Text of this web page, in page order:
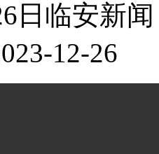
日临安新闻
12-26